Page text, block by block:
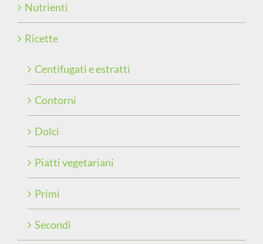
Nutrienti
Ricette
Centifugati e estratti
Contorni
Dolci
Piatti vegetariani
Primi
Secondi